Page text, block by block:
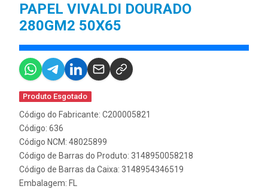
PAPEL VIVALDI DOURADO
280GM2 50X65
Produto Esgotado
Código do Fabricante: C200005821
Código: 636
Código NCM: 48025899
Código de Barras do Produto: 3148950058218
Código de Barras da Caixa: 3148954346519
Embalagem: FL